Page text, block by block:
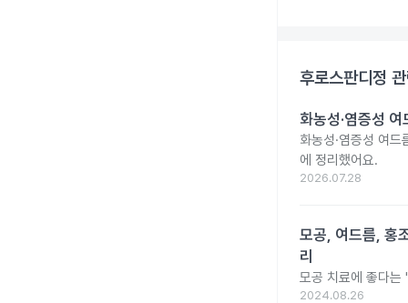
후로스판디정
화농성·염증성
화농성·염증성 여
에 정리했어요.
2026.07.28
모공, 여드름, 홍
리
모공 치료에 좋다는
2024.08.26